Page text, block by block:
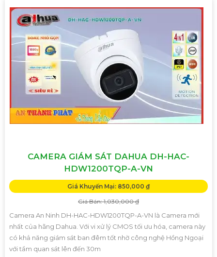
CAMERA GIÁM SÁT DAHUA DH-HAC-
HDW1200TQP-A-VN
Giá Khuyến Mại: 850,000 ₫
Giá Bán: 1,030,000 ₫
Camera An Ninh DH-HAC-HDW1200TQP-A-VN là Camera mới
nhất của hãng Dahua. Với vi xử lý CMOS tối ưu hóa, camera này
có khả năng giám sát ban đêm tốt nhờ công nghệ Hồng Ngoại
với tầm quan sát lên đến 30m